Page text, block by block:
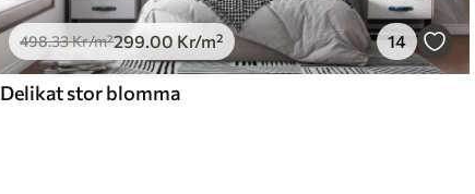
498.33Kr/m²299 .00 Kr/m² 14
Delikat stor blomma